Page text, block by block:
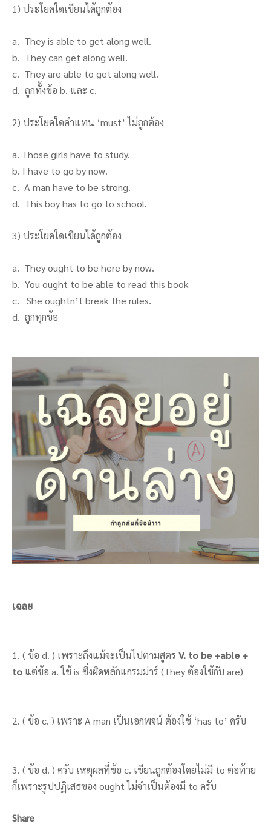
1) ประโยคใดเขียนได้ถูกต้อง
a. They is able to get along well.
b. They can get along well.
c. They are able to get along well.
d. ถูกทั้งข้อ b. และ c.
2) ประโยคใดคำแทน ‘must’ ไม่ถูกต้อง
a. Those girls have to study.
b. I have to go by now.
c. A man have to be strong.
d. This boy has to go to school.
3) ประโยคใดเขียนได้ถูกต้อง
a. They ought to be here by now.
b. You ought to be able to read this book
c. She oughtn’t break the rules.
d. ถูกทุกข้อ
เฉลย
1. ( ข้อ d. ) เพราะถึงแม้จะเป็นไปตามสูตร V. to be +able +
to แต่ข้อ a. ใช้ is ซึ่งผิดหลักแกรมม่าร์ (They ต้องใช้กับ are)
2. ( ข้อ c. ) เพราะ A man เป็นเอกพจน์ ต้องใช้ ‘has to’ ครับ
3. ( ข้อ d. ) ครับ เหตุผลที่ข้อ c. เขียนถูกต้องโดยไม่มี to ต่อท้าย
ก็เพราะรูปปฏิเสธของ ought ไม่จำเป็นต้องมี to ครับ
Share